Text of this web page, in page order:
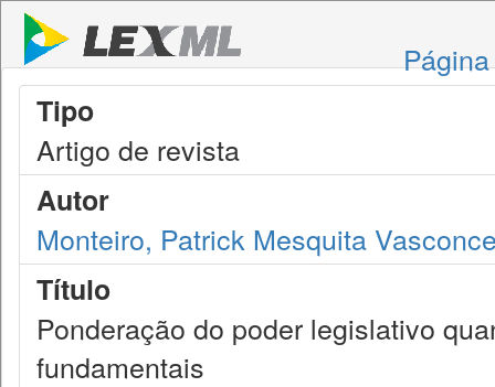
Tipo
Artigo de revista
Autor
Monteiro, Patrick Mesquita
Título
Ponderação do poder legislativo
fundamentais